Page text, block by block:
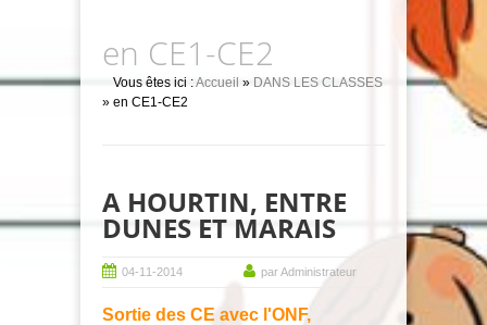
en CE1-CE2
Vous êtes ici :Accueil » DANS LES CLASSES
» en CE1-CE2
A HOURTIN, ENTRE
DUNES ET MARAIS
04-11-2014 par Administrateur
Sortie des CE avec l'ONF,